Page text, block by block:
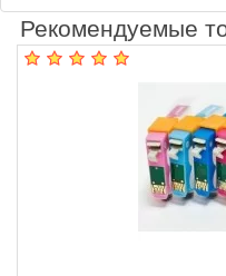
Рекомендуемые